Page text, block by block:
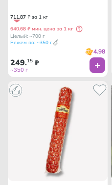
711.87 ₽ за 1 кг
640.68 ₽ мин. цена за 1 кг
Целый: ~700 г
Режем по: ~350 г
4.98
249.15 ₽
~350 г